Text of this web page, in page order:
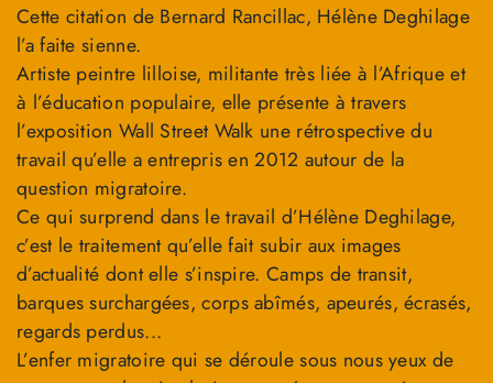
Cette citation de Bernard Rancillac, Hélène Deghilage
l’a faite sienne.
Artiste peintre lilloise, militante très liée à l’Afrique et
à l’éducation populaire, elle présente à travers
l’exposition Wall Street Walk une rétrospective du
travail qu’elle a entrepris en 2012 autour de la
question migratoire.
Ce qui surprend dans le travail d’Hélène Deghilage,
c’est le traitement qu’elle fait subir aux images
d’actualité dont elle s’inspire. Camps de transit,
barques surchargées, corps abîmés, apeurés, écrasés,
regards perdus...
L’enfer migratoire qui se déroule sous nous yeux de